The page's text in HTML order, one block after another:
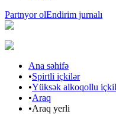
Partnyor olEndirim jurnalı
Ana səhifə
•Spirtli içkilər
•Yüksək alkoqollu
•Araq
•Araq yerli